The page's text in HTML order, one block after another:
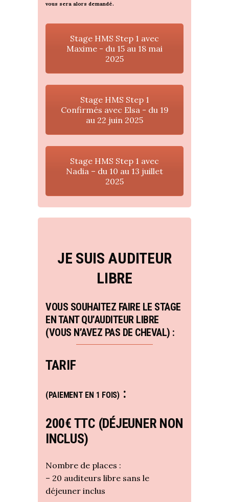
vous sera alors demandé.
Stage HMS Step 1 avec
Maxime - du 15 au 18 mai
2025
Stage HMS Step 1
Confirmés avec Elsa - du 19
au 22 juin 2025
Stage HMS Step 1 avec
Nadia – du 10 au 13 juillet
2025
JE SUIS AUDITEUR
LIBRE
VOUS SOUHAITEZ FAIRE LE STAGE
EN TANT QU’AUDITEUR LIBRE
(VOUS N’AVEZ PAS DE CHEVAL) :
TARIF
(PAIEMENT EN 1 FOIS):
200€ TTC (DÉJEUNER NON
INCLUS)
Nombre de places :
– 20 auditeurs libre sans le
déjeuner inclus